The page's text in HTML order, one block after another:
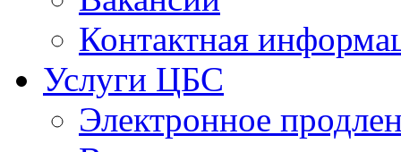
Контактная
Услуги ЦБС
Электронное